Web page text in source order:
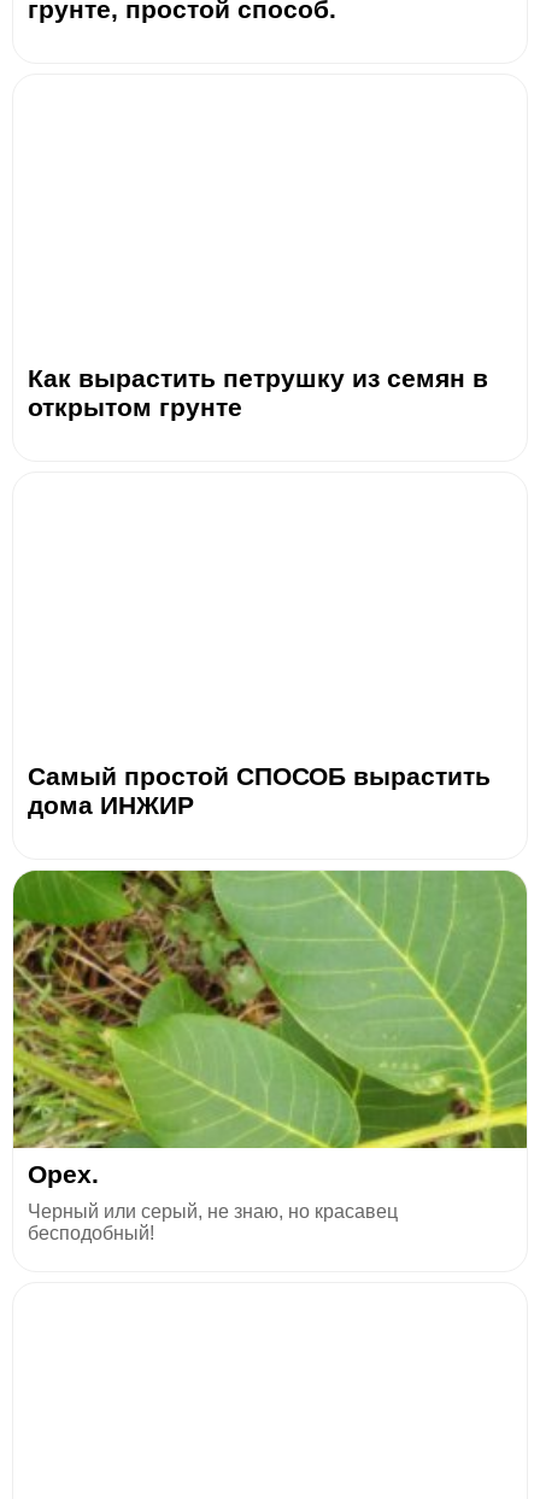
грунте, простой способ.
Как вырастить петрушку из семян в
открытом грунте
Самый простой СПОСОБ вырастить
дома ИНЖИР
Орех.
Черный или серый, не знаю, но красавец
бесподобный!